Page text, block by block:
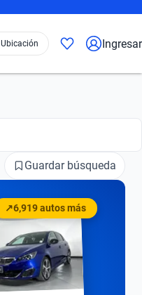
Ubicación Ingresar
Guardar búsqueda
↗6,919 autos más